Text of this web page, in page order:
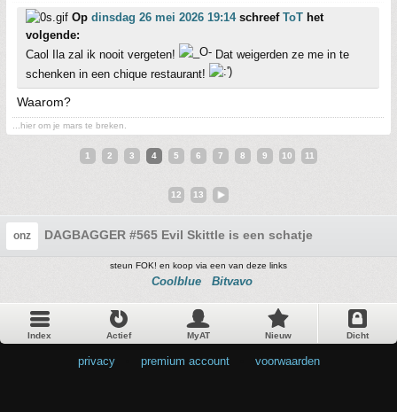
Op dinsdag 26 mei 2026 19:14schreef ToT het
volgende:
Caol Ila zal ik nooit vergeten!
Dat weigerden ze me in te
schenken in een chique restaurant!
Waarom?
...hier om je mars te breken.
1 2 3 4 5 6 7 8 9 10 11
12 13
onz DAGBAGGER #565 Evil Skittle is een schatje
steun FOK! en koop via een van deze links
Coolblue Bitvavo
Index Actief MyAT Nieuw Dicht
privacy premium account voorwaarden